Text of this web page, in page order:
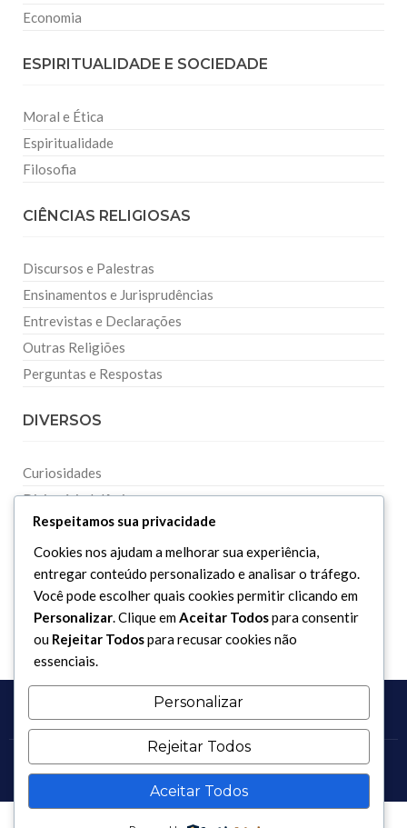
Economia
ESPIRITUALIDADE E SOCIEDADE
Moral e Ética
Espiritualidade
Filosofia
CIÊNCIAS RELIGIOSAS
Discursos e Palestras
Ensinamentos e Jurisprudências
Entrevistas e Declarações
Outras Religiões
Perguntas e Respostas
DIVERSOS
Curiosidades
Dicionário Islâmico
Downloads
Copyright 2017 - 2026 / Todos os direitos reservados.
Respeitamos sua privacidade
Cookies nos ajudam a melhorar sua experiência,
entregar conteúdo personalizado e analisar o tráfego.
Você pode escolher quais cookies permitir clicando em
Personalizar. Clique emAceitar Todospara consentir
ou Rejeitar Todospara recusar cookies não
essenciais.
Personalizar
Rejeitar Todos
Aceitar Todos